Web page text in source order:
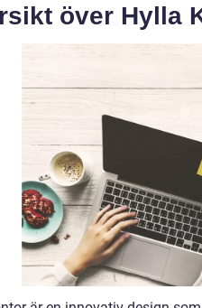
över Hylla